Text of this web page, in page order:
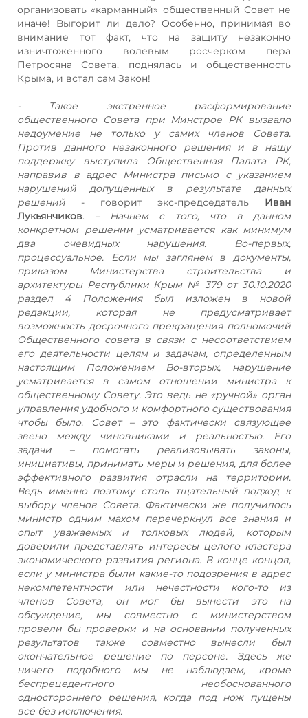
организовать «карманный» общественный Совет не
иначе! Выгорит ли дело? Особенно, принимая во
внимание тот факт, что на защиту незаконно
изничтоженного волевым росчерком пера
Петросяна Совета, поднялась и общественность
Крыма, и встал сам Закон!
- Такое экстренное расформирование
общественного Совета при Минстрое РК вызвало
недоумение не только у самих членов Совета.
Против данного незаконного решения и в нашу
поддержку выступила Общественная Палата РК,
направив в адрес Министра письмо с указанием
нарушений допущенных в результате данных
решений - говорит экс-председатель Иван
Лукьянчиков. – Начнем с того, что в данном
конкретном решении усматривается как минимум
два очевидных нарушения. Во-первых,
процессуальное. Если мы заглянем в документы,
приказом Министерства строительства и
архитектуры Республики Крым № 379 от 30.10.2020
раздел 4 Положения был изложен в новой
редакции, которая не предусматривает
возможность досрочного прекращения полномочий
Общественного совета в связи с несоответствием
его деятельности целям и задачам, определенным
настоящим Положением Во-вторых, нарушение
усматривается в самом отношении министра к
общественному Совету. Это ведь не «ручной» орган
управления удобного и комфортного существования
чтобы было. Совет – это фактически связующее
звено между чиновниками и реальностью. Его
задачи – помогать реализовывать законы,
инициативы, принимать меры и решения, для более
эффективного развития отрасли на территории.
Ведь именно поэтому столь тщательный подход к
выбору членов Совета. Фактически же получилось
министр одним махом перечеркнул все знания и
опыт уважаемых и толковых людей, которым
доверили представлять интересы целого кластера
экономического развития региона. В конце концов,
если у министра были какие-то подозрения в адрес
некомпетентности или нечестности кого-то из
членов Совета, он мог бы вынести это на
обсуждение, мы совместно с министерством
провели бы проверки и на основании полученных
результатов также совместно вынесли был
окончательное решение по персоне. Здесь же
ничего подобного мы не наблюдаем, кроме
беспрецедентного необоснованного
одностороннего решения, когда под нож пущены
все без исключения.